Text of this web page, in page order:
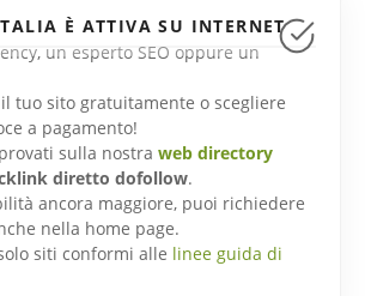
È ATTIVA SU INTERNET
un esperto SEO oppure un
tuo sito gratuitamente o scegliere
a pagamento!
sulla nostra web directory
diretto dofollow.
ancora maggiore, puoi richiedere
nella home page.
siti conformi alle linee guida di